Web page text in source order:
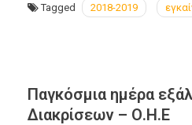
Tagged 2018-2019
Παγκόσμια ημέρα
Διακρίσεων – Ο.Η.Ε